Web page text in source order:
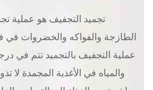
تجميد التجفيف هو عملية
الطازجة والفواكه والخضروات
عملية التجفيف بالتجميد تتم في
والمياه في الأغذية المجمدة لا